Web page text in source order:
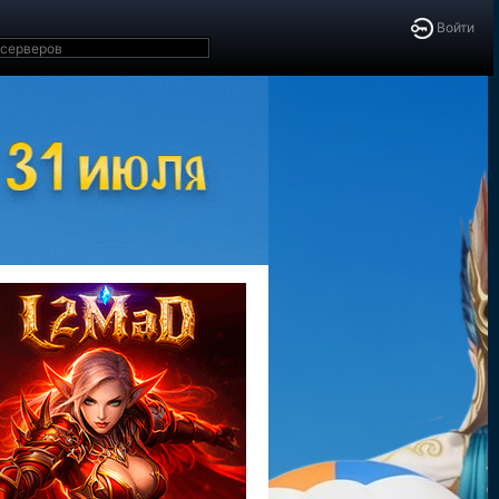
Войти